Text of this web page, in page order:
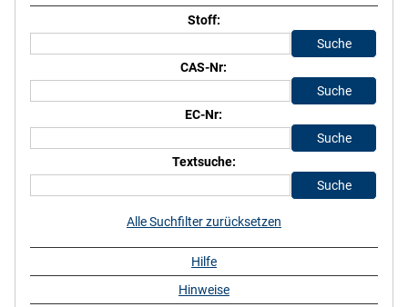
Stoff:
CAS-Nr:
EC-Nr:
Textsuche:
Alle Suchfilter zurücksetzen
Hilfe
Hinweise